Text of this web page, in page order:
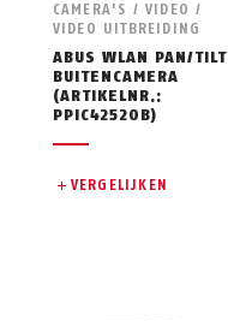
CAMERA'S / VIDEO /
VIDEO UITBREIDING
ABUS WLAN PAN/TILT
BUITENCAMERA
(ARTIKELNR.:
PPIC42520B)
VERGELIJKEN